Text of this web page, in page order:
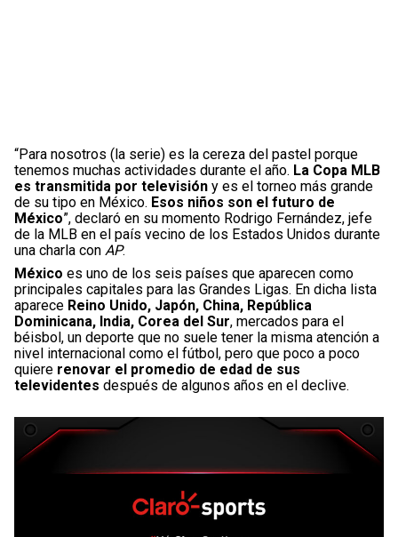
“Para nosotros (la serie) es la cereza del pastel porque
tenemos muchas actividades durante el año. La Copa MLB
es transmitida por televisión y es el torneo más grande
de su tipo en México. Esos niños son el futuro de
México”, declaró en su momento Rodrigo Fernández, jefe
de la MLB en el país vecino de los Estados Unidos durante
una charla con AP.
México es uno de los seis países que aparecen como
principales capitales para las Grandes Ligas. En dicha lista
aparece Reino Unido, Japón, China, República
Dominicana, India, Corea del Sur, mercados para el
béisbol, un deporte que no suele tener la misma atención a
nivel internacional como el fútbol, pero que poco a poco
quiere renovar el promedio de edad de sus
televidentes después de algunos años en el declive.